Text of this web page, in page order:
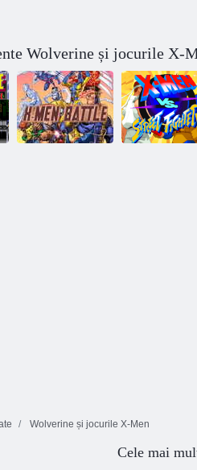
Wolverine și jocurile X-
Wolverine și jocurile X-Men
Cele mai